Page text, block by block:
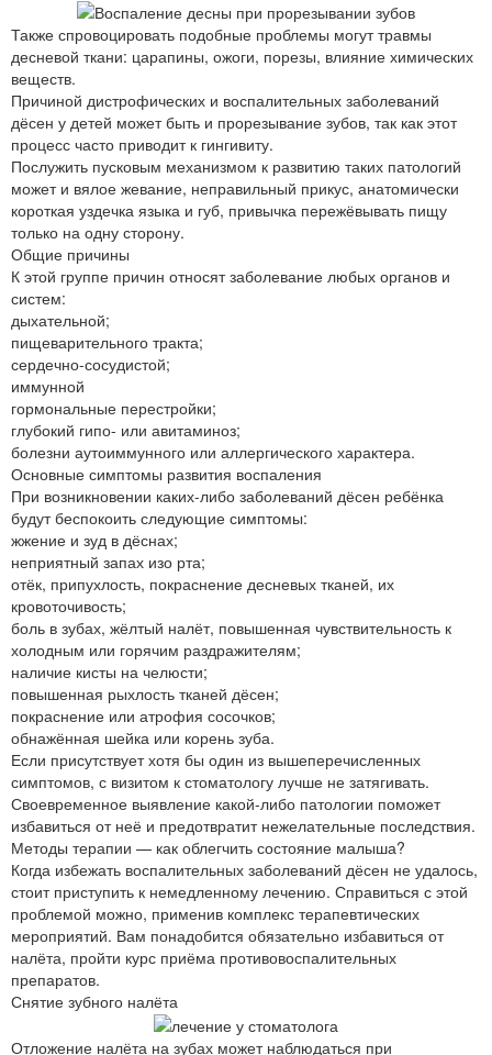
Также спровоцировать подобные проблемы могут травмы
десневой ткани: царапины, ожоги, порезы, влияние химических
веществ.
Причиной дистрофических и воспалительных заболеваний
дёсен у детей может быть и прорезывание зубов, так как этот
процесс часто приводит к гингивиту.
Послужить пусковым механизмом к развитию таких патологий
может и вялое жевание, неправильный прикус, анатомически
короткая уздечка языка и губ, привычка пережёвывать пищу
только на одну сторону.
Общие причины
К этой группе причин относят заболевание любых органов и
систем:
дыхательной;
пищеварительного тракта;
сердечно-сосудистой;
иммунной
гормональные перестройки;
глубокий гипо- или авитаминоз;
болезни аутоиммунного или аллергического характера.
Основные симптомы развития воспаления
При возникновении каких-либо заболеваний дёсен ребёнка
будут беспокоить следующие симптомы:
жжение и зуд в дёснах;
неприятный запах изо рта;
отёк, припухлость, покраснение десневых тканей, их
кровоточивость;
боль в зубах, жёлтый налёт, повышенная чувствительность к
холодным или горячим раздражителям;
наличие кисты на челюсти;
повышенная рыхлость тканей дёсен;
покраснение или атрофия сосочков;
обнажённая шейка или корень зуба.
Если присутствует хотя бы один из вышеперечисленных
симптомов, с визитом к стоматологу лучше не затягивать.
Своевременное выявление какой-либо патологии поможет
избавиться от неё и предотвратит нежелательные последствия.
Методы терапии — как облегчить состояние малыша?
Когда избежать воспалительных заболеваний дёсен не удалось,
стоит приступить к немедленному лечению. Справиться с этой
проблемой можно, применив комплекс терапевтических
мероприятий. Вам понадобится обязательно избавиться от
налёта, пройти курс приёма противовоспалительных
препаратов.
Снятие зубного налёта
Отложение налёта на зубах может наблюдаться при